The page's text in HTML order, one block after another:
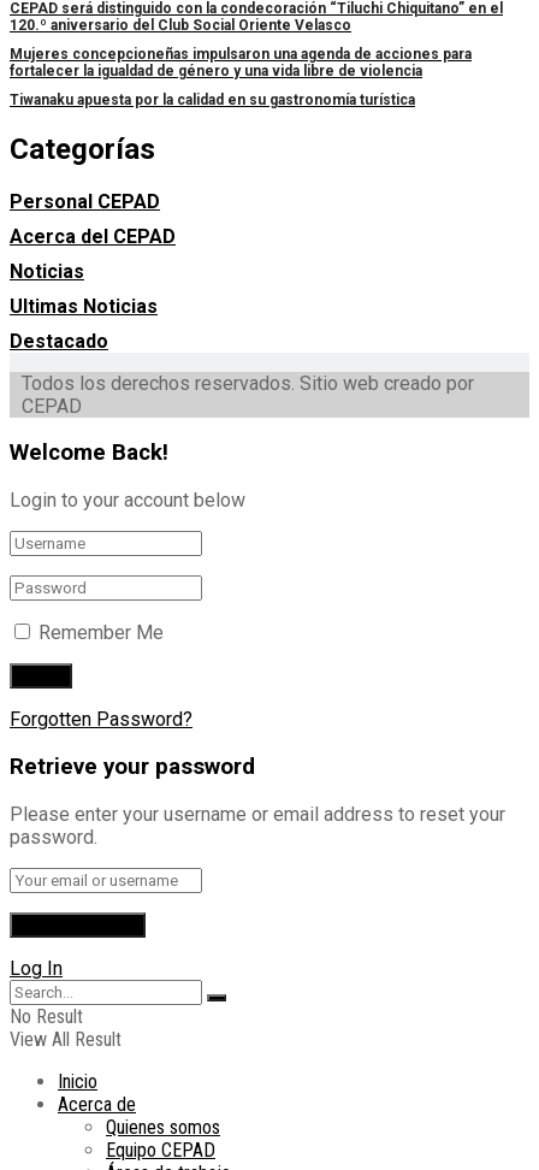
CEPAD será distinguido con la condecoración “Tiluchi Chiquitano” en el
120.º aniversario del Club Social Oriente Velasco
Mujeres concepcioneñas impulsaron una agenda de acciones para
fortalecer la igualdad de género y una vida libre de violencia
Tiwanaku apuesta por la calidad en su gastronomía turística
Categorías
Personal CEPAD
Acerca del CEPAD
Noticias
Ultimas Noticias
Destacado
Todos los derechos reservados. Sitio web creado por
CEPAD
Welcome Back!
Login to your account below
Remember Me
Forgotten Password?
Retrieve your password
Please enter your username or email address to reset your
password.
Log In
No Result
View All Result
Inicio
Acerca de
Quienes somos
Equipo CEPAD